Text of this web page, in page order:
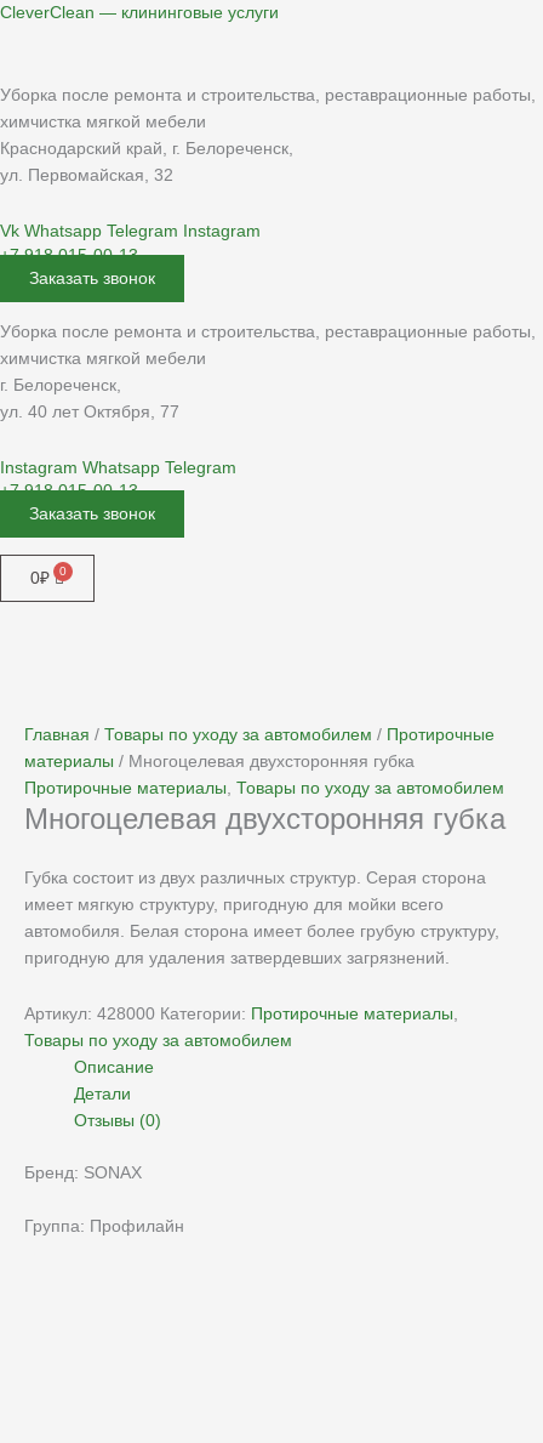
Перейти
CleverClean — клининговые услуги
Уборка после ремонта и строительства, реставрационные работы,
химчистка мягкой мебели
Краснодарский край, г. Белореченск,
ул. Первомайская, 32
Vk Whatsapp Telegram
Instagram
+7 918 015-00-13
Заказать звонок
Уборка после ремонта и строительства, реставрационные работы,
химчистка мягкой мебели
г. Белореченск,
ул. 40 лет Октября, 77
Instagram Whatsapp Telegram
+7 918 015-00-13
Заказать звонок
Меню
0₽
Главная / Товары по уходу за автомобилем / Протирочные
материалы / Многоцелевая двухсторонняя губка
Протирочные материалы, Товары по уходу за автомобилем
Многоцелевая двухсторонняя губка
Губка состоит из двух различных структур. Серая сторона
имеет мягкую структуру, пригодную для мойки всего
автомобиля. Белая сторона имеет более грубую структуру,
пригодную для удаления затвердевших загрязнений.
Артикул: 428000 Категории: Протирочные материалы,
Товары по уходу за автомобилем
Описание
Детали
Отзывы (0)
Бренд: SONAX
Группа: Профилайн